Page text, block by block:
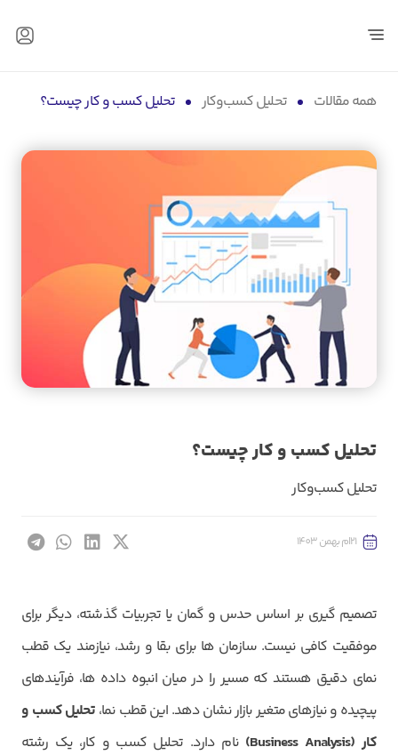
همه مقالات تحلیل کسب‌و‌کار تحلیل کسب و کار چیست؟
تحلیل کسب و کار چیست؟
تحلیل کسب‌و‌کار
21ام بهمن 1403
تصمیم گیری بر اساس حدس و گمان یا تجربیات گذشته، دیگر برای
موفقیت کافی نیست. سازمان ها برای بقا و رشد، نیازمند یک قطب
نمای دقیق هستند که مسیر را در میان انبوه داده ها، فرآیندهای
پیچیده و نیازهای متغیر بازار نشان دهد. این قطب نما، تحلیل کسب و
کار (Business Analysis
) نام دارد. تحلیل کسب و کار، یک رشته